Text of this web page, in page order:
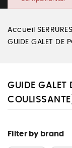
Accueil
GUIDE GALET DE
GUIDE GALET
Filter by brand